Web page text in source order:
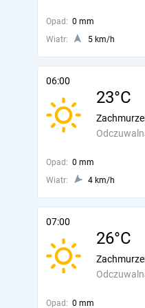
Opad: 0 mm
Wiatr:
5 km/h
06:00
23°C
Opad: 0 mm
Wiatr:
4 km/h
07:00
26°C
Opad: 0 mm